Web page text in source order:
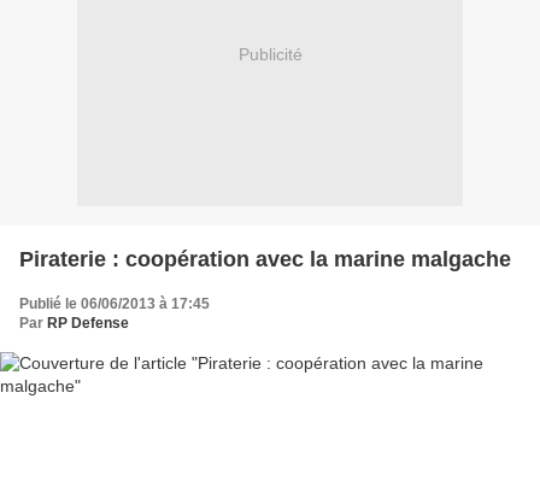
Publicité
Piraterie : coopération avec la marine malgache
Publié le 06/06/2013 à 17:45
Par RP Defense